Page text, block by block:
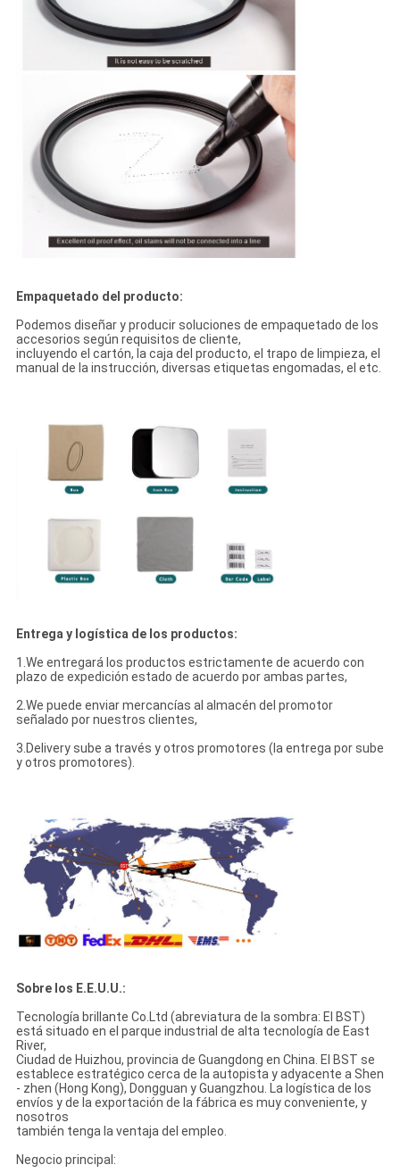
Empaquetado del producto:
Podemos diseñar y producir soluciones de empaquetado de los
accesorios según requisitos de cliente,
incluyendo el cartón, la caja del producto, el trapo de limpieza, el
manual de la instrucción, diversas etiquetas engomadas, el etc.
Entrega y logística de los productos:
1.We entregará los productos estrictamente de acuerdo con
plazo de expedición estado de acuerdo por ambas partes,
2.We puede enviar mercancías al almacén del promotor
señalado por nuestros clientes,
3.Delivery sube a través y otros promotores (la entrega por sube
y otros promotores).
Sobre los E.E.U.U.:
Tecnología brillante Co.Ltd (abreviatura de la sombra: El BST)
está situado en el parque industrial de alta tecnología de East
River,
Ciudad de Huizhou, provincia de Guangdong en China. El BST se
establece estratégico cerca de la autopista y adyacente a Shen
- zhen (Hong Kong), Dongguan y Guangzhou. La logística de los
envíos y de la exportación de la fábrica es muy conveniente, y
nosotros
también tenga la ventaja del empleo.
Negocio principal: